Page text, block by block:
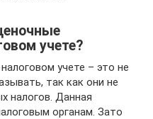
учете?
учете – это не
так как они не
налогов. Данная
органам. Зато